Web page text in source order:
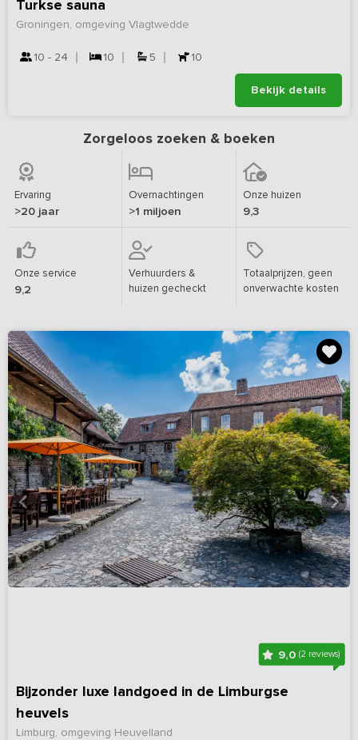
Turkse sauna
Groningen, omgeving Vlagtwedde
10 - 24 10 5 10
Bekijk details
Zorgeloos zoeken & boeken
Ervaring
>20 jaar
Overnachtingen
>1 miljoen
Onze huizen
9,3
Onze service
9,2
Verhuurders &
huizen gecheckt
Totaalprijzen, geen
onverwachte kosten
9,0(2 reviews)
Bijzonder luxe landgoed in de Limburgse
heuvels
Limburg, omgeving Heuvelland